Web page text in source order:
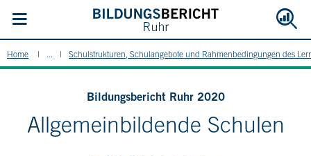
Home ... Schulstrukturen, Schulangebote und Rahmenbedingungen des
Bildungsbericht Ruhr 2020
Allgemeinbildende Schulen